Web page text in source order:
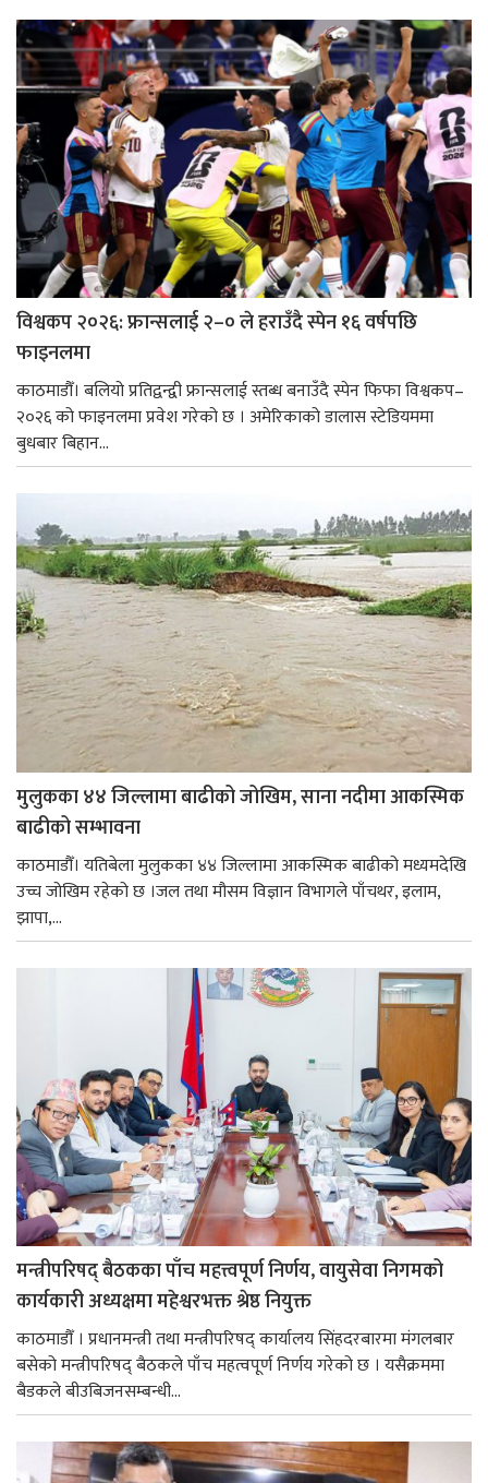
विश्वकप २०२६: फ्रान्सलाई २–० ले हराउँदै स्पेन १६ वर्षपछि
फाइनलमा
काठमाडौँ। बलियो प्रतिद्वन्द्वी फ्रान्सलाई स्तब्ध बनाउँदै स्पेन फिफा विश्वकप–
२०२६ को फाइनलमा प्रवेश गरेको छ । अमेरिकाको डालास स्टेडियममा
बुधबार बिहान...
मुलुकका ४४ जिल्लामा बाढीको जोखिम, साना नदीमा आकस्मिक
बाढीको सम्भावना
काठमाडौँ। यतिबेला मुलुकका ४४ जिल्लामा आकस्मिक बाढीको मध्यमदेखि
उच्च जोखिम रहेको छ ।जल तथा मौसम विज्ञान विभागले पाँचथर, इलाम,
झापा,...
मन्त्रीपरिषद् बैठकका पाँच महत्त्वपूर्ण निर्णय, वायुसेवा निगमको
कार्यकारी अध्यक्षमा महेश्वरभक्त श्रेष्ठ नियुक्त
काठमाडौँ । प्रधानमन्त्री तथा मन्त्रीपरिषद् कार्यालय सिंहदरबारमा मंगलबार
बसेको मन्त्रीपरिषद् बैठकले पाँच महत्वपूर्ण निर्णय गरेको छ । यसैक्रममा
बैडकले बीउबिजनसम्बन्धी...